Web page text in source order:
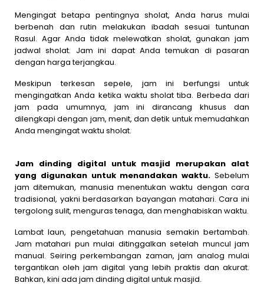
Mengingat betapa pentingnya sholat, Anda harus mulai
berbenah dan rutin melakukan ibadah sesuai tuntunan
Rasul. Agar Anda tidak melewatkan sholat, gunakan jam
jadwal sholat. Jam ini dapat Anda temukan di pasaran
dengan harga terjangkau.
Meskipun terkesan sepele, jam ini berfungsi untuk
mengingatkan Anda ketika waktu sholat tiba. Berbeda dari
jam pada umumnya, jam ini dirancang khusus dan
dilengkapi dengan jam, menit, dan detik untuk memudahkan
Anda mengingat waktu sholat.
Jam dinding digital untuk masjid merupakan alat
yang digunakan untuk menandakan waktu. Sebelum
jam ditemukan, manusia menentukan waktu dengan cara
tradisional, yakni berdasarkan bayangan matahari. Cara ini
tergolong sulit, menguras tenaga, dan menghabiskan waktu.
Lambat laun, pengetahuan manusia semakin bertambah.
Jam matahari pun mulai ditinggalkan setelah muncul jam
manual. Seiring perkembangan zaman, jam analog mulai
tergantikan oleh jam digital yang lebih praktis dan akurat.
Bahkan, kini ada jam dinding digital untuk masjid.